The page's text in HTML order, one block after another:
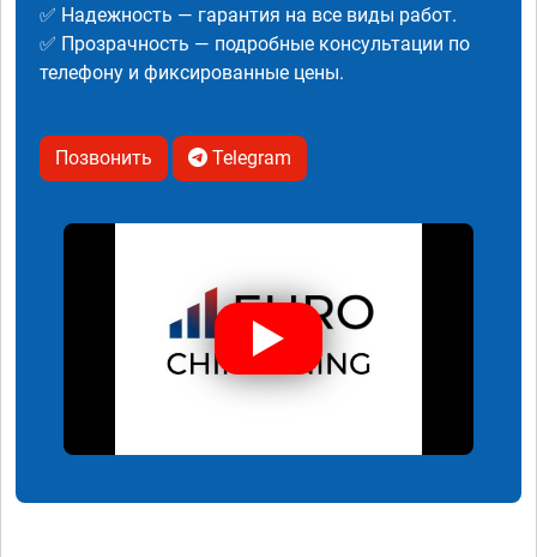
✅ Надежность — гарантия на все виды работ.
✅ Прозрачность — подробные консультации по
телефону и фиксированные цены.
Позвонить Telegram